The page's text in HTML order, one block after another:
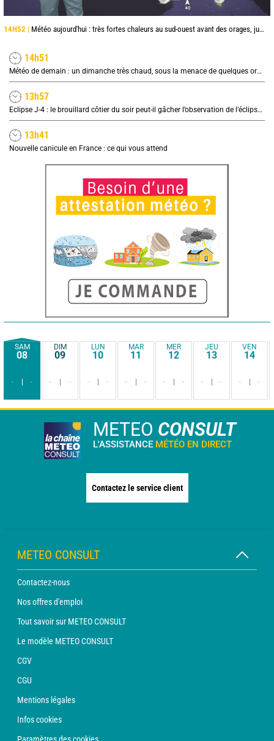
14H52 | Météo aujourd'hui : très fortes chaleurs au sud-ouest avant des orages, jusqu'à 39°C
14h51
Météo de demain : un dimanche très chaud, sous la menace de quelques orages
13h57
Eclipse J-4 : le brouillard côtier du soir peut-il gâcher l’observation de l’éclipse à la plage ?
13h41
Nouvelle canicule en France : ce qui vous attend
SAM
08
- -
DIM
09
- -
LUN
10
- -
MAR
11
- -
MER
12
- -
JEU
13
- -
VEN
14
- -
METEO CONSULT
L'ASSISTANCE MÉTÉO EN DIRECT
Contactez le service client
METEO CONSULT
Contactez-nous
Nos offres d'emploi
Tout savoir sur METEO CONSULT
Le modèle METEO CONSULT
CGV
CGU
Mentions légales
Infos cookies
Paramètres des cookies